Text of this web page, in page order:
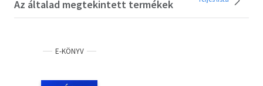
Az általad megtekintett termékek
E-KÖNYV